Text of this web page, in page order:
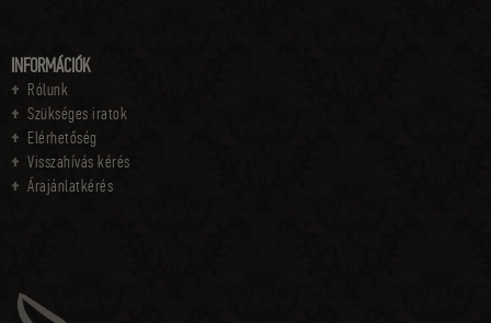
INFORMÁCIÓK
Rólunk
Szükséges iratok
Elérhetőség
Visszahívás kérés
Árajánlatkérés